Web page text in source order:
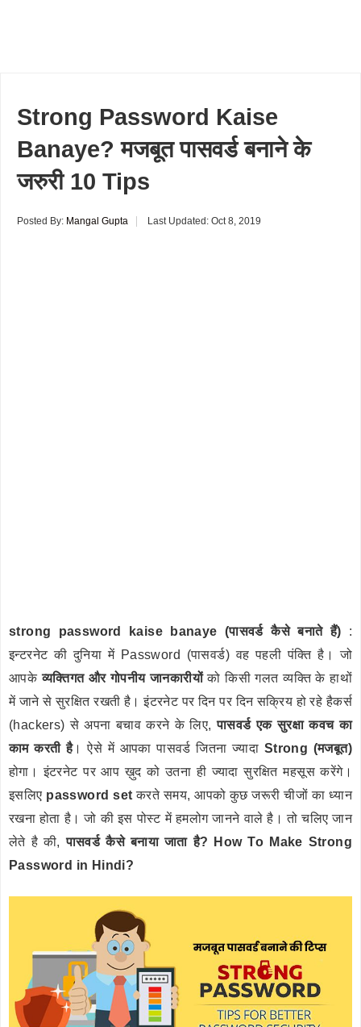
Strong Password Kaise
Banaye? मजबूत पासवर्ड बनाने के
जरुरी 10 Tips
Posted By: Mangal Gupta Last Updated: Oct 8, 2019
strong password kaise banaye (पासवर्ड कैसे बनाते हैं) :
इन्टरनेट की दुनिया में Password (पासवर्ड) वह पहली पंक्ति है। जो
आपकेव्यक्तिगत और गोपनीय जानकारीयोंको किसी गलत व्यक्ति के हाथों
में जाने से सुरक्षित रखती है। इंटरनेट पर दिन पर दिन सक्रिय हो रहे हैकर्स
(hackers) से अपना बचाव करने के लिए,पासवर्ड एक सुरक्षा कवच का
काम करती है। ऐसे में आपका पासवर्ड जितना ज्यादा Strong (मजबूत)
होगा। इंटरनेट पर आप ख़ुद को उतना ही ज्यादा सुरक्षित महसूस करेंगे।
इसलिए password set करते समय, आपको कुछ जरूरी चीजों का ध्यान
रखना होता है। जो की इस पोस्ट में हमलोग जानने वाले है। तो चलिए जान
लेते है की,पासवर्ड कैसे बनाया जाता है? How To Make Strong
Password in Hindi?